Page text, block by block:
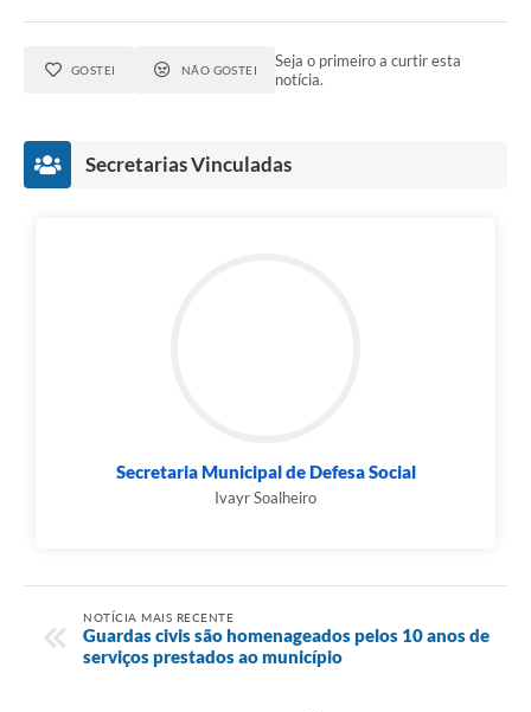
GOSTEI NÃO GOSTEI
Seja o primeiro a curtir esta
notícia.
Secretarias Vinculadas
Secretaria Municipal de Defesa Social
Ivayr Soalheiro
NOTÍCIA MAIS RECENTE
Guardas civis são homenageados pelos 10 anos de
serviços prestados ao município